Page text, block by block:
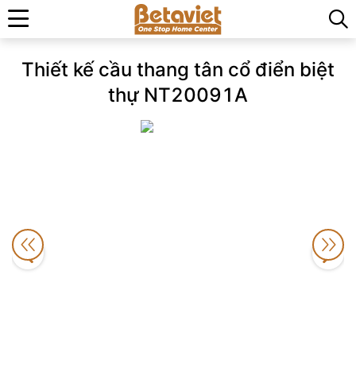
Trang chủ Thiết kế cầu thang tân cổ điển biệt thự NT20091A
Thiết kế cầu thang tân cổ điển biệt
thự NT20091A